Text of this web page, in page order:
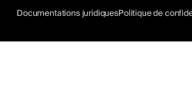
Documentations juridiquesPolitique de